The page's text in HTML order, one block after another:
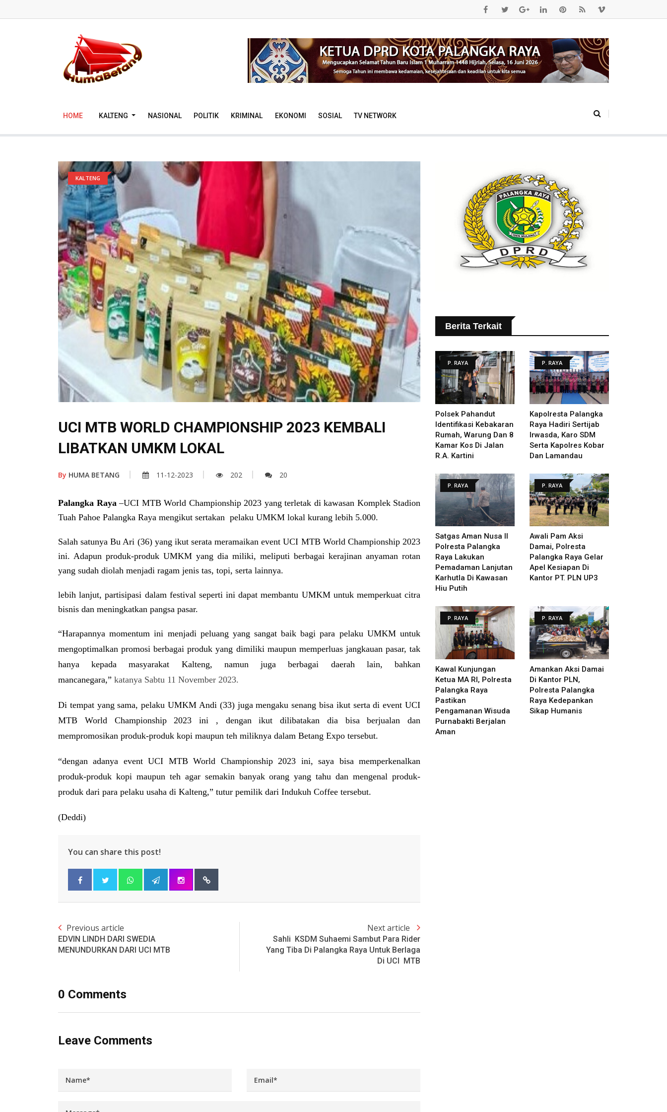
HOME KALTENG NASIONAL POLITIK KRIMINAL EKONOMI SOSIAL TV NETWORK
KALTENG
UCI MTB WORLD CHAMPIONSHIP 2023 KEMBALI
LIBATKAN UMKM LOKAL
By HUMA BETANG 11-12-2023 202 20
Palangka Raya –UCI MTB World Championship 2023 yang terletak di kawasan Komplek Stadion
Tuah Pahoe Palangka Raya mengikut sertakan pelaku UMKM lokal kurang lebih 5.000.
Salah satunya Bu Ari (36) yang ikut serata meramaikan eventUCI MTB World Championship 2023
ini. Adapun produk-produk UMKM yang dia miliki, meliputi berbagai kerajinan anyaman rotan
yang sudah diolah menjadi ragam jenis tas, topi, serta lainnya.
lebih lanjut,partisipasi dalam festival seperti ini dapat membantu UMKM untuk memperkuat citra
bisnis dan meningkatkan pangsa pasar.
“Harapannya momentum ini menjadi peluang yang sangat baik bagi para pelaku UMKM untuk
mengoptimalkan promosi berbagai produk yang dimiliki maupun memperluas jangkauan pasar, tak
hanya kepada masyarakat Kalteng, namun juga berbagai daerah lain, bahkan
mancanegara,” katanya Sabtu 11 November 2023.
Di tempat yang sama, pelaku UMKM Andi (33) juga mengaku senang bisa ikut serta di event UCI
MTB World Championship 2023 ini , dengan ikut dilibatakan dia bisa berjualan dan
mempromosikan produk-produk kopi maupun teh miliknya dalam Betang Expo tersebut.
“dengan adanya eventUCI MTB World Championship 2023 ini, saya bisa memperkenalkan
produk-produk kopi maupun teh agar semakin banyak orang yang tahu dan mengenal produk-
produk dari para pelaku usaha di Kalteng,” tutur pemilik dari Indukuh Coffee tersebut.
(Deddi)
You can share this post!
Previous article
EDVIN LINDH DARI SWEDIA
MENUNDURKAN DARI UCI MTB
Next article
Sahli KSDM Suhaemi Sambut Para Rider
Yang Tiba Di Palangka Raya Untuk Berlaga
Di UCI MTB
0 Comments
Leave Comments
Berita Terkait
P. RAYA
Polsek Pahandut
Identifikasi Kebakaran
Rumah, Warung Dan 8
Kamar Kos Di Jalan
R.A. Kartini
P. RAYA
Kapolresta Palangka
Raya Hadiri Sertijab
Irwasda, Karo SDM
Serta Kapolres Kobar
Dan Lamandau
P. RAYA
Satgas Aman Nusa II
Polresta Palangka
Raya Lakukan
Pemadaman Lanjutan
Karhutla Di Kawasan
Hiu Putih
P. RAYA
Awali Pam Aksi
Damai, Polresta
Palangka Raya Gelar
Apel Kesiapan Di
Kantor PT. PLN UP3
P. RAYA
Kawal Kunjungan
Ketua MA RI, Polresta
Palangka Raya
Pastikan
Pengamanan Wisuda
Purnabakti Berjalan
Aman
P. RAYA
Amankan Aksi Damai
Di Kantor PLN,
Polresta Palangka
Raya Kedepankan
Sikap Humanis